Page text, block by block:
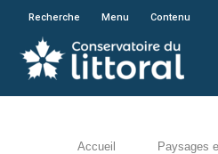
En
Recherche Menu Contenu
Accueil Paysages